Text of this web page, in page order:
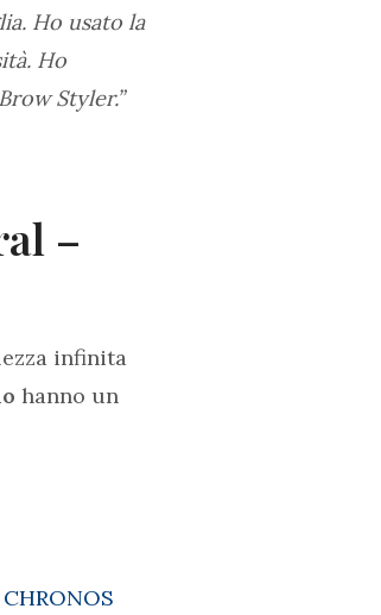
Ho usato la
Ho
Styler.”
–
infinita
hanno un